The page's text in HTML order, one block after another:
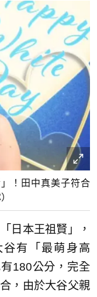
！田中真美子符合
日本王祖賢」，
有「最萌身高
180公分，完全
，由於大谷父親